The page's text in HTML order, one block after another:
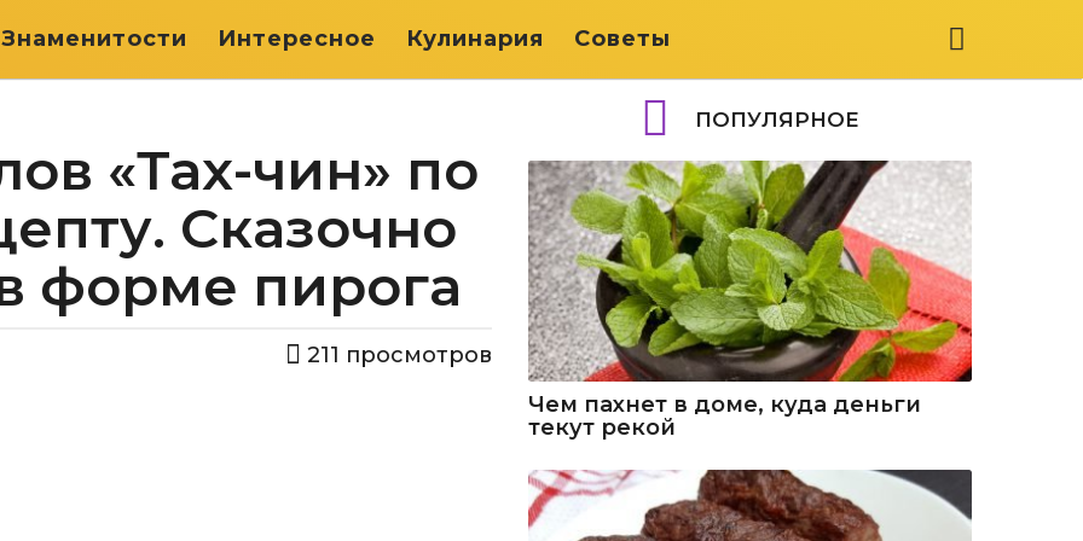
Знаменитости Интересное Кулинария Советы
«Тах-чин» по
Сказочно
форме пирога
211 просмотров
ПОПУЛЯРНОЕ
Чем пахнет в доме, куда деньги
текут рекой